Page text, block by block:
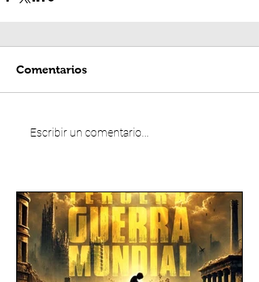
Comentarios
Escribir un comentario...